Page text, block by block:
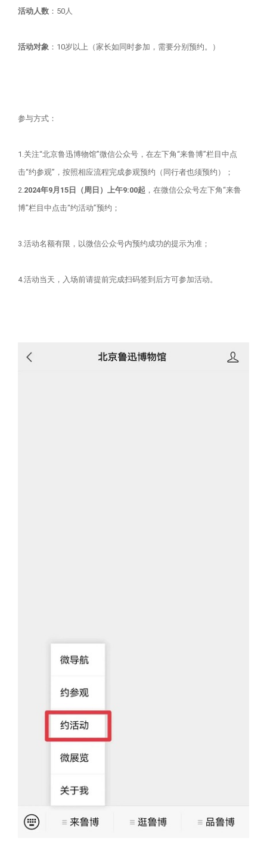
活动人数 ：50人
活动对象 ：10岁以上（家长如同时参加，需要分别预约。）
参与方式：
1.关注“北京鲁迅博物馆”微信公众号，在左下角“来鲁博”栏目中点
击“约参观”，按照相应流程完成参观预约（同行者也须预约）；
2. 2024年9月15日（周日）上午9:00起 ，在微信公众号左下角“来鲁
博”栏目中点击“约活动”预约；
3.活动名额有限，以微信公众号内预约成功的提示为准；
4.活动当天，入场前请提前完成扫码签到后方可参加活动。